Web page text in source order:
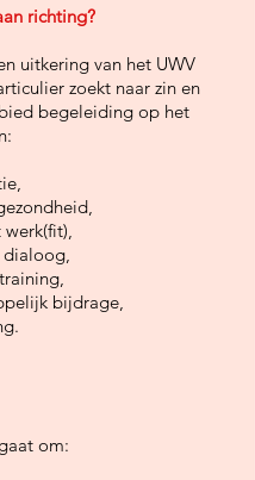
richting?
uitkering van het UWV
zoekt naar zin en
begeleiding op het
werk(fit),
bijdrage,
om: